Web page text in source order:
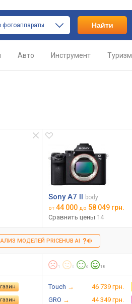
фотоаппараты Найти
Авто Инструмент Туризм
Sony A7 II body
от 44 000 до 58 049 грн.
Сравнить цены 14
МОДЕЛЕЙ PRICEHUB AI
1 6 18
Touch 46 739 грн.
GRO 44 349 грн.